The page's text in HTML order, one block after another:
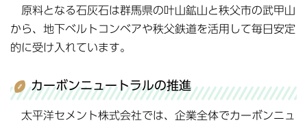
原料となる石灰石は群馬県の叶山鉱山と秩父市の武甲山
から、地下ベルトコンベアや秩父鉄道を活用して毎日安定
的に受け入れています。
カーボンニュートラルの推進
太平洋セメント株式会社では、企業全体でカーボンニュ